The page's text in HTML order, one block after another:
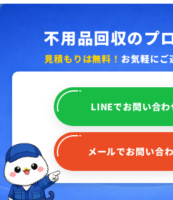
不用品回収のプ
見積もりは無料！ お気軽にご
LINEでお問い合わ
メールでお問い合